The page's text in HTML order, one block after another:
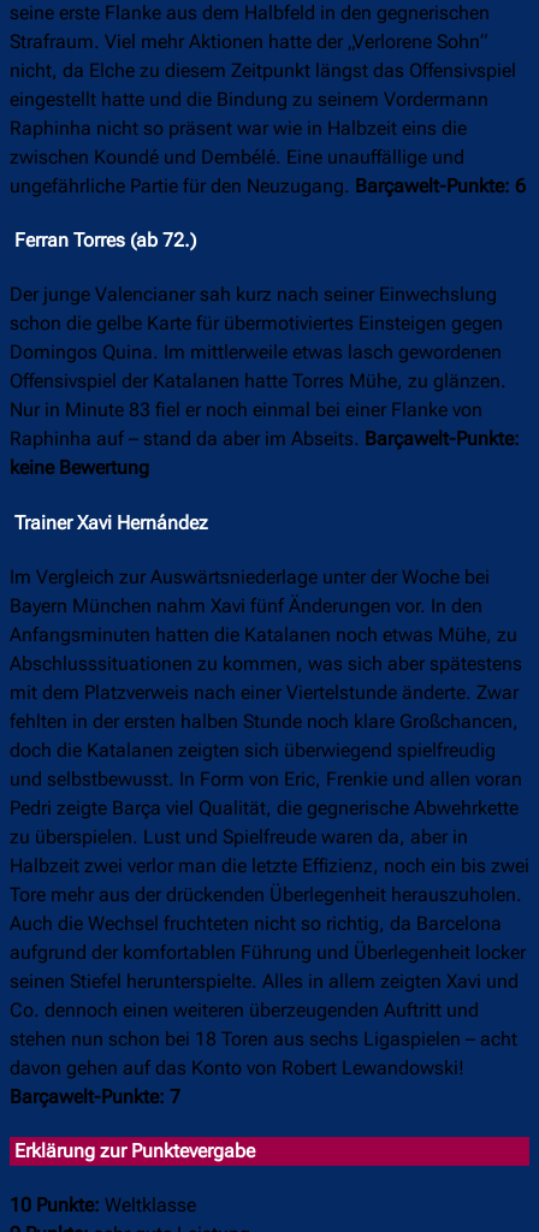
seine erste Flanke aus dem Halbfeld in den gegnerischen
Strafraum. Viel mehr Aktionen hatte der „Verlorene Sohn“
nicht, da Elche zu diesem Zeitpunkt längst das Offensivspiel
eingestellt hatte und die Bindung zu seinem Vordermann
Raphinha nicht so präsent war wie in Halbzeit eins die
zwischen Koundé und Dembélé. Eine unauffällige und
ungefährliche Partie für den Neuzugang. Barçawelt-Punkte: 6
Ferran Torres (ab 72.)
Der junge Valencianer sah kurz nach seiner Einwechslung
schon die gelbe Karte für übermotiviertes Einsteigen gegen
Domingos Quina. Im mittlerweile etwas lasch gewordenen
Offensivspiel der Katalanen hatte Torres Mühe, zu glänzen.
Nur in Minute 83 fiel er noch einmal bei einer Flanke von
Raphinha auf – stand da aber im Abseits. Barçawelt-Punkte:
keine Bewertung
Trainer Xavi Hernández
Im Vergleich zur Auswärtsniederlage unter der Woche bei
Bayern München nahm Xavi fünf Änderungen vor. In den
Anfangsminuten hatten die Katalanen noch etwas Mühe, zu
Abschlusssituationen zu kommen, was sich aber spätestens
mit dem Platzverweis nach einer Viertelstunde änderte. Zwar
fehlten in der ersten halben Stunde noch klare Großchancen,
doch die Katalanen zeigten sich überwiegend spielfreudig
und selbstbewusst. In Form von Eric, Frenkie und allen voran
Pedri zeigte Barça viel Qualität, die gegnerische Abwehrkette
zu überspielen. Lust und Spielfreude waren da, aber in
Halbzeit zwei verlor man die letzte Effizienz, noch ein bis zwei
Tore mehr aus der drückenden Überlegenheit herauszuholen.
Auch die Wechsel fruchteten nicht so richtig, da Barcelona
aufgrund der komfortablen Führung und Überlegenheit locker
seinen Stiefel herunterspielte. Alles in allem zeigten Xavi und
Co. dennoch einen weiteren überzeugenden Auftritt und
stehen nun schon bei 18 Toren aus sechs Ligaspielen – acht
davon gehen auf das Konto von Robert Lewandowski!
Barçawelt-Punkte: 7
Erklärung zur Punktevergabe
10 Punkte: Weltklasse